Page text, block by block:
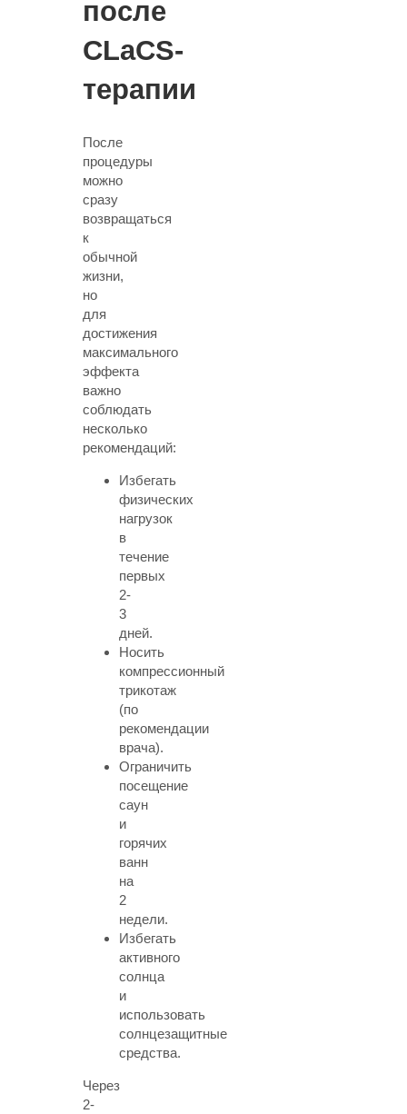
после
CLaCS-
терапии
После
процедуры
можно
сразу
возвращаться
к
обычной
жизни,
но
для
достижения
максимального
эффекта
важно
соблюдать
несколько
рекомендаций:
Избегать
физических
нагрузок
в
течение
первых
2-
3
дней.
Носить
компрессионный
трикотаж
(по
рекомендации
врача).
Ограничить
посещение
саун
и
горячих
ванн
на
2
недели.
Избегать
активного
солнца
и
использовать
солнцезащитные
средства.
Через
2-